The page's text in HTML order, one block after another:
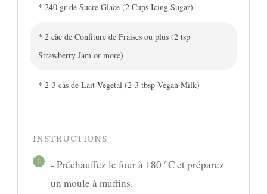
* 240 gr de Sucre Glace (2 Cups Icing Sugar)
* 2 càc de Confiture de Fraises ou plus (2 tsp
Strawberry Jam or more)
* 2-3 càs de Lait Végétal (2-3 tbsp Vegan Milk)
INSTRUCTIONS
1
- Préchauffez le four à 180 °C et préparez
un moule à muffins.